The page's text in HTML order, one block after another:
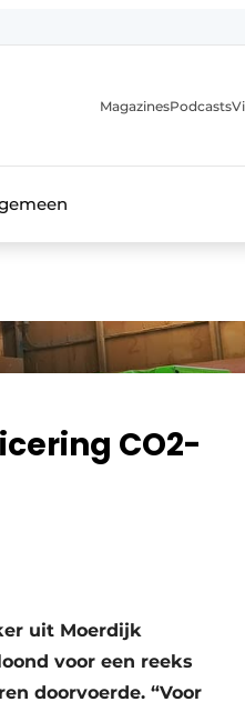
MagazinesPodcasts
CO2-
uit Moerdijk
voor een reeks
doorvoerde. “Voor